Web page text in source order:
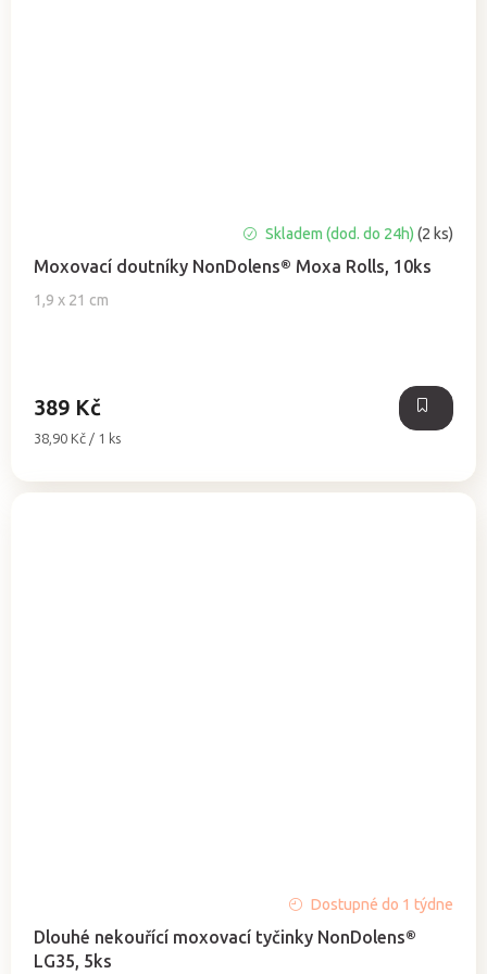
Moxovací doutníky NonDolens® Moxa Rolls, 10ks
1,9 x 21 cm
Skladem (dod. do 24h) (2 ks)
389 Kč
Měrná
38,90 Kč / 1 ks
Dlouhé nekouřící moxovací tyčinky NonDolens®
LG35, 5ks
Dostupné do 1 týdne